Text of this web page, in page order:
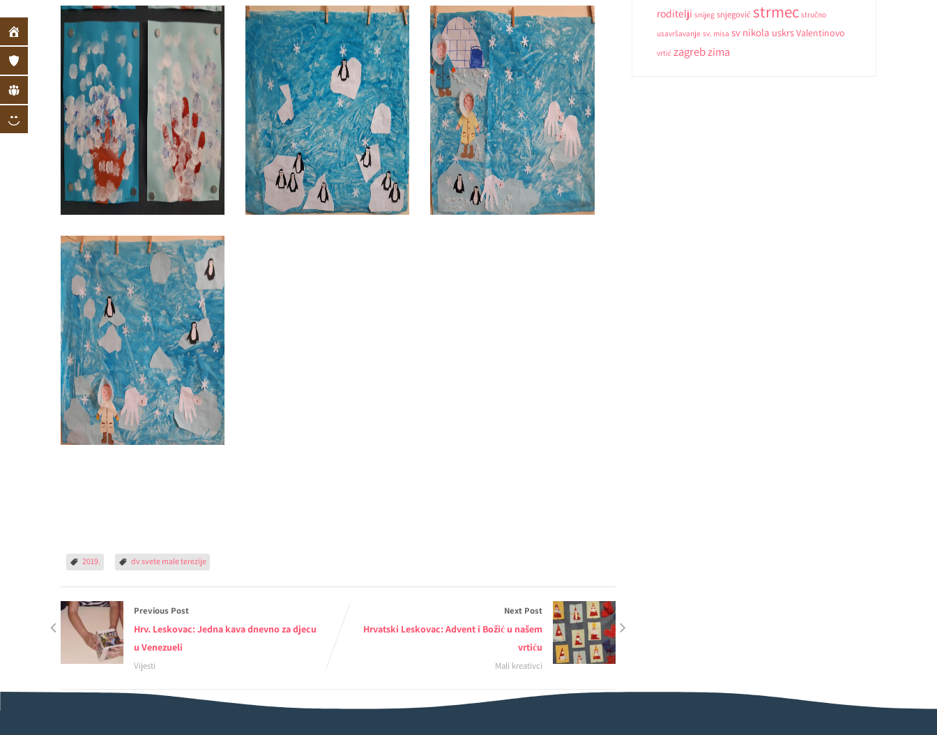
2019. dv svete male terezije
Previous Post
Hrv. Leskovac: Jedna kava dnevno za djecu
u Venezueli
Vijesti
Next Post
Hrvatski Leskovac: Advent i Božić u našem
vrtiću
Mali kreativci
roditelji snijeg snjegović strmec stručno
usavršavanje sv. misa sv nikola uskrsValentinovo
vrtić zagrebzima